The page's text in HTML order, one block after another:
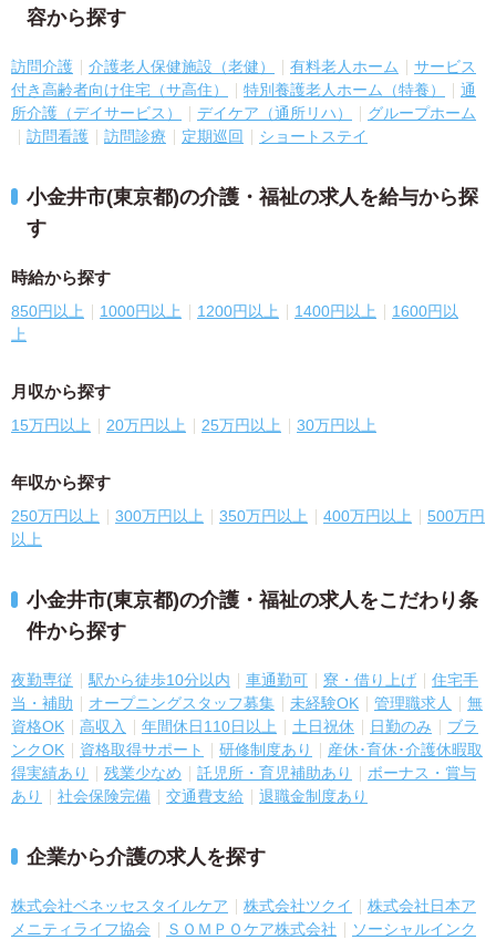
容から探す
訪問介護 介護老人保健施設（老健） 有料老人ホーム
サービス
付き高齢者向け住宅（サ高住）
特別養護老人ホーム（特養）
通
所介護（デイサービス）
デイケア（通所リハ）
グループホーム
訪問看護
訪問診療 定期巡回 ショートステイ
小金井市(東京都)の介護・福祉の求人を給与から探
す
時給から探す
850円以上 1000円以上 1200円以上 1400円以上
1600円以
上
月収から探す
15万円以上 20万円以上 25万円以上 30万円以上
年収から探す
250万円以上 300万円以上 350万円以上 400万円以上
500万円
以上
小金井市(東京都)の介護・福祉の求人をこだわり条
件から探す
夜勤専従 駅から徒歩10分以内 車通勤可 寮・借り上げ
住宅手
当・補助
オープニングスタッフ募集 未経験OK 管理職求人
無
資格OK
高収入 年間休日110日以上 土日祝休 日勤のみ
ブラ
ンクOK
資格取得サポート 研修制度あり
産休･育休･介護休暇取
得実績あり
残業少なめ 託児所・育児補助あり
ボーナス・賞与
あり
社会保険完備 交通費支給 退職金制度あり
企業から介護の求人を探す
株式会社ベネッセスタイルケア 株式会社ツクイ
株式会社日本ア
メニティライフ協会
ＳＯＭＰＯケア株式会社
ソーシャルインク